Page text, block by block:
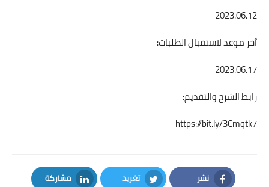
2023.06.12
آخر موعد لاستقبال الطلبات:
2023.06.17
رابط الشرح والتقديم:
https://bit.ly/3Cmqtk7
نشر تغريد مشاركة